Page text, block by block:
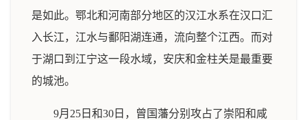
是如此。鄂北和河南部分地区的汉江水系在汉口汇
入长江，江水与鄱阳湖连通，流向整个江西。而对
于湖口到江宁这一段水域，安庆和金柱关是最重要
的城池。
9月25日和30日，曾国藩分别攻占了崇阳和咸